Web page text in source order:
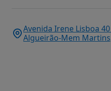
Avenida Irene Lisboa
Algueirão-Mem